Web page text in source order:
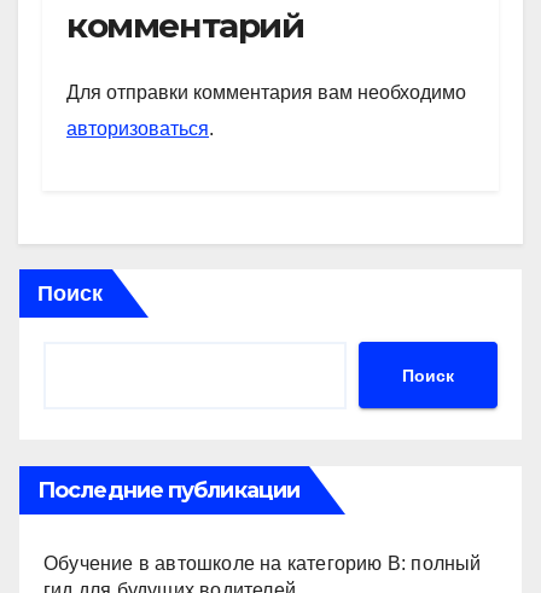
A
p
p
a
m
kl
a
и
комментарий
Для отправки комментария вам необходимо
авторизоваться.
Поиск
Поиск
Последние публикации
Обучение в автошколе на категорию В: полный